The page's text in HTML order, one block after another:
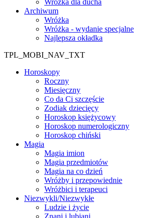
Wróżka dla ducha
Archiwum
Wróżka
Wróżka - wydanie specjalne
Najlepsza okładka
TPL_MOBI_NAV_TXT
Horoskopy
Roczny
Miesięczny
Co da Ci szczęście
Zodiak dziecięcy
Horoskop księżycowy
Horoskop numerologiczny
Horoskop chiński
Magia
Magia imion
Magia przedmiotów
Magia na co dzień
Wróżby i przepowiednie
Wróżbici i terapeuci
Niezwykli/Niezwykłe
Ludzie i życie
Znani i lubiani